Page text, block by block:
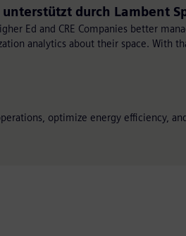
durch Lambent
Ed and CRE Companies better
analytics about their space. With
optimize energy efficiency,